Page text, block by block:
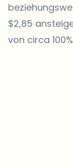
$2,85
von circa